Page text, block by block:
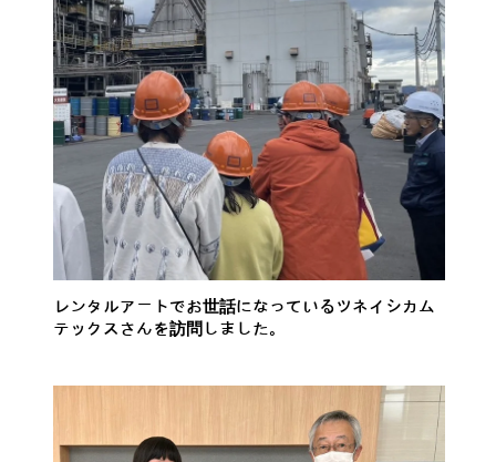
レンタルアートでお世話になっているツネイシカム
テックスさんを訪問しました。